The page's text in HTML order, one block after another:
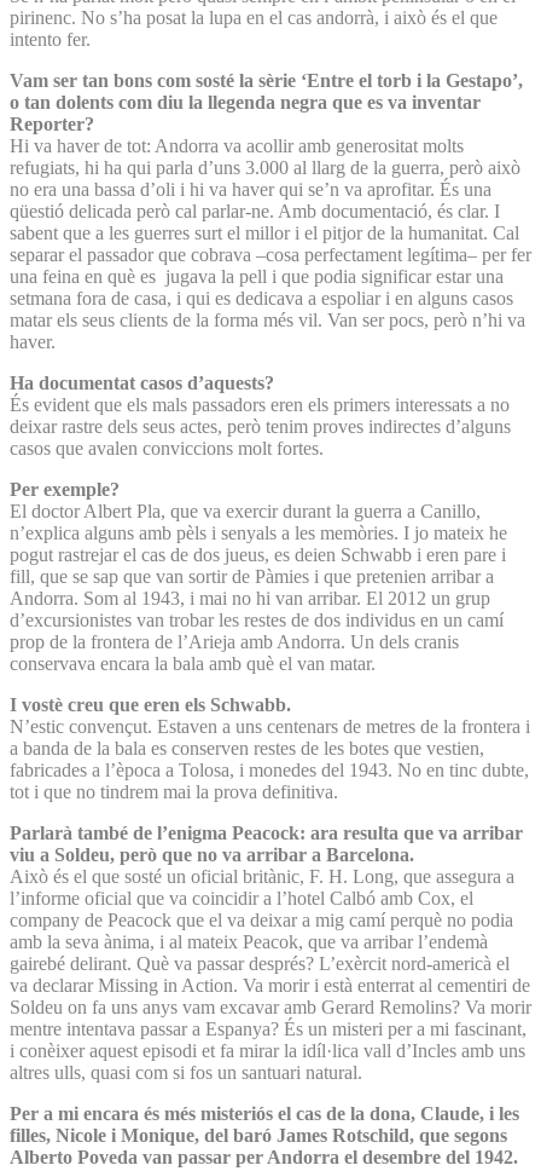
pirinenc. No s’ha posat la lupa en el cas andorrà, i això és el que
intento fer.
Vam ser tan bons com sosté la sèrie ‘Entre el torb i la Gestapo’,
o tan dolents com diu la llegenda negra que es va inventar
Reporter?
Hi va haver de tot: Andorra va acollir amb generositat molts
refugiats, hi ha qui parla d’uns 3.000 al llarg de la guerra, però això
no era una bassa d’oli i hi va haver qui se’n va aprofitar. És una
qüestió delicada però cal parlar-ne. Amb documentació, és clar. I
sabent que a les guerres surt el millor i el pitjor de la humanitat. Cal
separar el passador que cobrava –cosa perfectament legítima– per fer
una feina en què es jugava la pell i que podia significar estar una
setmana fora de casa, i qui es dedicava a espoliar i en alguns casos
matar els seus clients de la forma més vil. Van ser pocs, però n’hi va
haver.
Ha documentat casos d’aquests?
És evident que els mals passadors eren els primers interessats a no
deixar rastre dels seus actes, però tenim proves indirectes d’alguns
casos que avalen conviccions molt fortes.
Per exemple?
El doctor Albert Pla, que va exercir durant la guerra a Canillo,
n’explica alguns amb pèls i senyals a les memòries. I jo mateix he
pogut rastrejar el cas de dos jueus, es deien Schwabb i eren pare i
fill, que se sap que van sortir de Pàmies i que pretenien arribar a
Andorra. Som al 1943, i mai no hi van arribar. El 2012 un grup
d’excursionistes van trobar les restes de dos individus en un camí
prop de la frontera de l’Arieja amb Andorra. Un dels cranis
conservava encara la bala amb què el van matar.
I vostè creu que eren els Schwabb.
N’estic convençut. Estaven a uns centenars de metres de la frontera i
a banda de la bala es conserven restes de les botes que vestien,
fabricades a l’època a Tolosa, i monedes del 1943. No en tinc dubte,
tot i que no tindrem mai la prova definitiva.
Parlarà també de l’enigma Peacock: ara resulta que va arribar
viu a Soldeu, però que no va arribar a Barcelona.
Això és el que sosté un oficial britànic, F. H. Long, que assegura a
l’informe oficial que va coincidir a l’hotel Calbó amb Cox, el
company de Peacock que el va deixar a mig camí perquè no podia
amb la seva ànima, i al mateix Peacok, que va arribar l’endemà
gairebé delirant. Què va passar després? L’exèrcit nord-americà el
va declarar Missing in Action. Va morir i està enterrat al cementiri de
Soldeu on fa uns anys vam excavar amb Gerard Remolins? Va morir
mentre intentava passar a Espanya? És un misteri per a mi fascinant,
i conèixer aquest episodi et fa mirar la idíl·lica vall d’Incles amb uns
altres ulls, quasi com si fos un santuari natural.
Per a mi encara és més misteriós el cas de la dona, Claude, i les
filles, Nicole i Monique, del baró James Rotschild, que segons
Alberto Poveda van passar per Andorra el desembre del 1942.